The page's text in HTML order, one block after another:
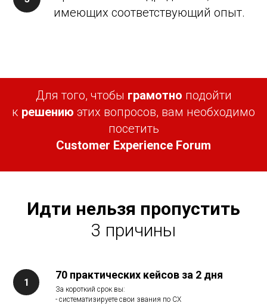
имеющих соответствующий опыт.
Для того, чтобы грамотно подойти
к решению этих вопросов, вам необходимо
посетить
Customer Experience Forum
Идти нельзя пропустить
3 причины
70 практических кейсов за 2 дня
За короткий срок вы:
- систематизируете свои звания по СХ